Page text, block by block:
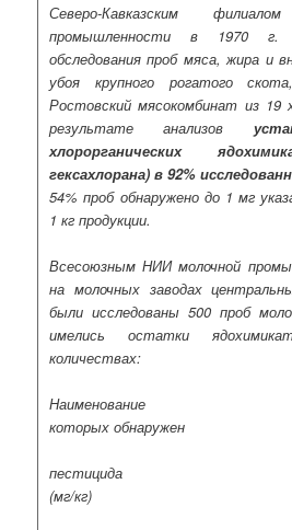
Северо-Кавказским
промышленности в 1970 г.
обследования проб мяса, жира и
убоя крупного рогатого
Ростовский мясокомбинат из 19
результате анализов
хлорорганических
гексахлорана) в 92%
54% проб обнаружено до 1 мг
1 кг продукции.
Всесоюзным НИИ молочной
на молочных заводах
были исследованы 500 проб
имелись остатки
количествах:
Наименование %
которых обнаружен
пестицида
(мг/кг)